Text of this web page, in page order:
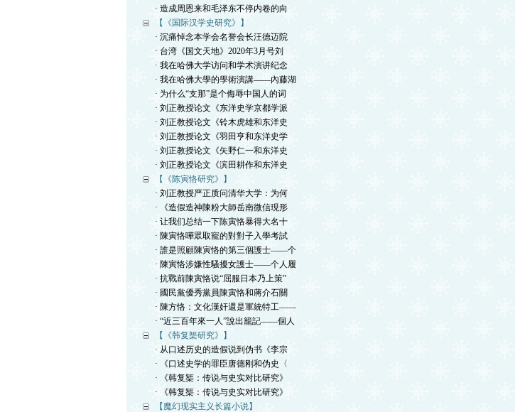
· 造成周恩来和毛泽东不停内卷的向
【《国际汉学史研究》】
· 沉痛悼念本学会名誉会长汪德迈院
· 台湾《国文天地》2020年3月号刘
· 我在哈佛大学访问和学术演讲纪念
· 我在哈佛大學的學術演講——內藤湖
· 为什么“支那”是个侮辱中国人的词
· 刘正教授论文《东洋史学京都学派
· 刘正教授论文《铃木虎雄和东洋史
· 刘正教授论文《羽田亨和东洋史学
· 刘正教授论文《矢野仁一和东洋史
· 刘正教授论文《滨田耕作和东洋史
【《陈寅恪研究》】
· 刘正教授严正质问清华大学：为何
· 《造假造神陳粉大師岳南微信現形
· 让我们总结一下陈寅恪暴得大名十
· 陳寅恪嘩眾取寵的對對子入學考試
· 誰是照顧陳寅恪的第三個護士——个
· 陳寅恪涉嫌性騷擾女護士——个人履
· 抗戰前陳寅恪说“屈服日本乃上策”
· 國民黨優秀黨員陳寅恪和蔣介石關
· 陳方恪：文化漢奸還是軍統特工——
· “近三百年來一人”說出籠記——個人
【《韩复榘研究》】
· 从口述历史的造假说到伪书《李宗
· 《口述史学的罪臣唐德刚和伪史〈
· 《韩复榘：传说与史实对比研究》
· 《韩复榘：传说与史实对比研究》
【魔幻现实主义长篇小说】